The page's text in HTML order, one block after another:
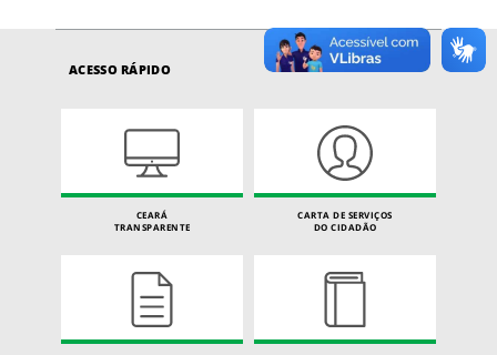
ACESSO RÁPIDO
CEARÁ
TRANSPARENTE
CARTA DE SERVIÇOS
DO CIDADÃO